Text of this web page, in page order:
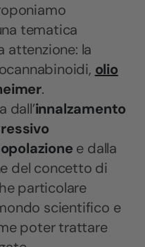
tematica
attenzione: la
olio
.
dall’innalzamento
e dalla
del concetto di
particolare
scientifico e
poter trattare